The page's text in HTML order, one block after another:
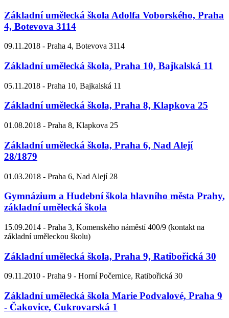
Základní umělecká škola Adolfa Voborského, Praha
4, Botevova 3114
09.11.2018 - Praha 4, Botevova 3114
Základní umělecká škola, Praha 10, Bajkalská 11
05.11.2018 - Praha 10, Bajkalská 11
Základní umělecká škola, Praha 8, Klapkova 25
01.08.2018 - Praha 8, Klapkova 25
Základní umělecká škola, Praha 6, Nad Alejí
28/1879
01.03.2018 - Praha 6, Nad Alejí 28
Gymnázium a Hudební škola hlavního města Prahy,
základní umělecká škola
15.09.2014 - Praha 3, Komenského náměstí 400/9 (kontakt na
základní uměleckou školu)
Základní umělecká škola, Praha 9, Ratibořická 30
09.11.2010 - Praha 9 - Horní Počernice, Ratibořická 30
Základní umělecká škola Marie Podvalové, Praha 9
- Čakovice, Cukrovarská 1